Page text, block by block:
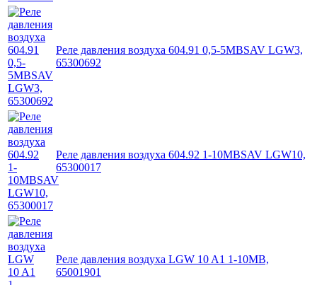
Реле давления воздуха 604.91 0,5-5MBSAV LGW3,
65300692
Реле давления воздуха 604.92 1-10MBSAV LGW10,
65300017
Реле давления воздуха LGW 10 A1 1-10MB,
65001901